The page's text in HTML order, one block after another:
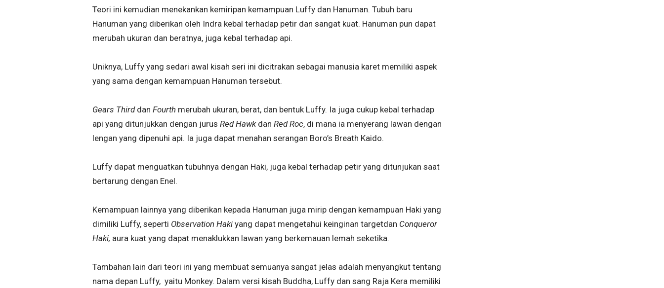
Teori ini kemudian menekankan kemiripan kemampuan Luffy dan Hanuman. Tubuh baru
Hanuman yang diberikan oleh Indra kebal terhadap petir dan sangat kuat. Hanuman pun dapat
merubah ukuran dan beratnya, juga kebal terhadap api.
Uniknya, Luffy yang sedari awal kisah seri ini dicitrakan sebagai manusia karet memiliki aspek
yang sama dengan kemampuan Hanuman tersebut.
Gears Thirddan Fourth merubah ukuran, berat, dan bentuk Luffy. Ia juga cukup kebal terhadap
api yang ditunjukkan dengan jurus Red Hawk dan Red Roc, di mana ia menyerang lawan dengan
lengan yang dipenuhi api. Ia juga dapat menahan serangan Boro’s Breath Kaido.
Luffy dapat menguatkan tubuhnya dengan Haki, juga kebal terhadap petir yang ditunjukan saat
bertarung dengan Enel.
Kemampuan lainnya yang diberikan kepada Hanuman juga mirip dengan kemampuan Haki yang
dimiliki Luffy, seperti Observation Haki yang dapat mengetahui keinginan targetdan Conqueror
Haki, aura kuat yang dapat menaklukkan lawan yang berkemauan lemah seketika.
Tambahan lain dari teori ini yang membuat semuanya sangat jelas adalah menyangkut tentang
nama depan Luffy, yaitu Monkey. Dalam versi kisah Buddha, Luffy dan sang Raja Kera memiliki